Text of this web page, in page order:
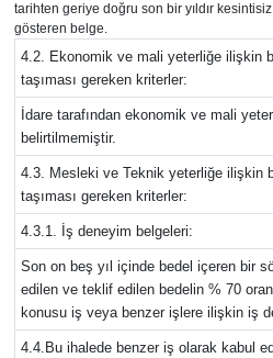
tarihten geriye doğru son bir yıldır
gösteren belge.
4.2. Ekonomik ve mali yeterliğe ilişkin
taşıması gereken kriterler:
İdare tarafından ekonomik ve mali
belirtilmemiştir.
4.3. Mesleki ve Teknik yeterliğe ilişkin
taşıması gereken kriterler:
4.3.1. İş deneyim belgeleri:
Son on beş yıl içinde bedel içeren bir
edilen ve teklif edilen bedelin % 70
konusu iş veya benzer işlere ilişkin iş
4.4.Bu ihalede benzer iş olarak kabul